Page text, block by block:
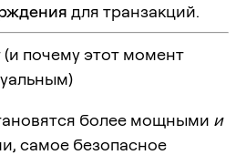
для транзакций.
(и почему этот момент
более мощными и
самое безопасное